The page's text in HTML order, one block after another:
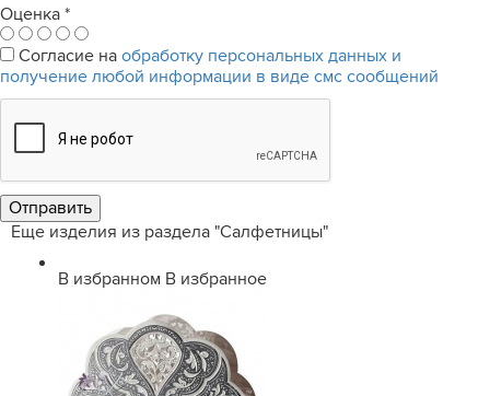
Оценка *
Согласие на обработку персональных данных и
получение любой информации в виде смс сообщений
Еще изделия из раздела "Салфетницы"
В избранном В избранное